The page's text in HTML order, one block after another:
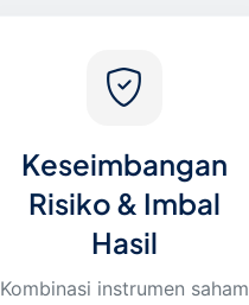
Keseimbangan
Risiko & Imbal
Hasil
Kombinasi instrumen saham